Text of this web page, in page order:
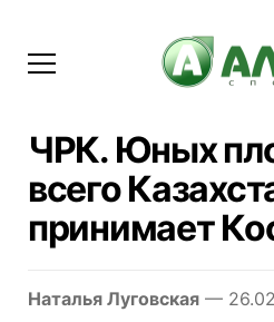
ЧРК. Юных
всего
принимает
Наталья Луговская —